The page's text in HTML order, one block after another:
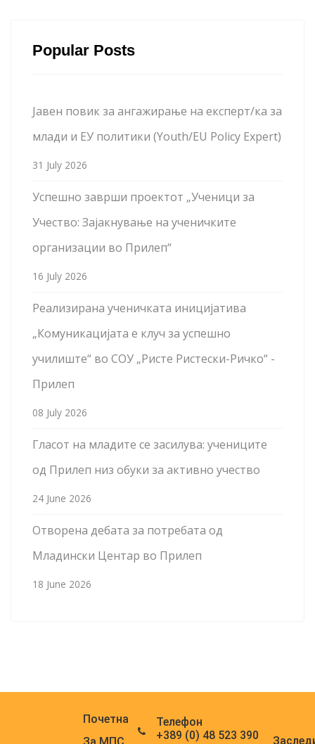
Popular Posts
Јавен повик за ангажирање на експерт/ка за
млади и ЕУ политики (Youth/EU Policy Expert)
31 July 2026
Успешно заврши проектот „Ученици за
Учество: Зајакнување на ученичките
организации во Прилеп“
16 July 2026
Реализирана ученичката иницијатива
„Комуникацијата е клуч за успешно
училиште“ во СОУ „Ристе Ристески-Ричко“ -
Прилеп
08 July 2026
Гласот на младите се засилува: учениците
од Прилеп низ обуки за активно учество
24 June 2026
Отворена дебата за потребата од
Младински Центар во Прилеп
18 June 2026
Почетна
За МПС
Телефон
+389 (0) 48 523 390